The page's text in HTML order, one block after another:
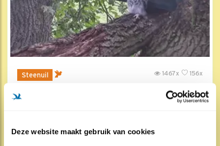
Deze website maakt gebruik van cookies
Steenuil 156x
1467x
The Great Escape